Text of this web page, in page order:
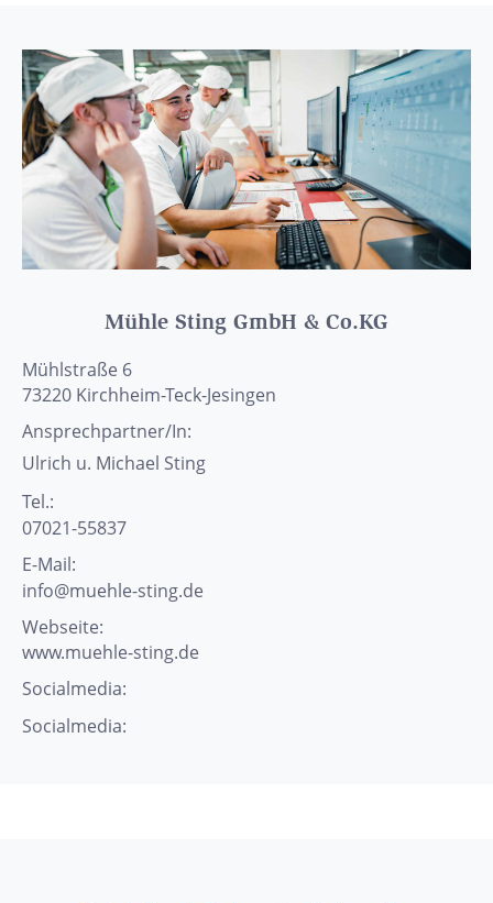
Mühle Sting GmbH & Co.KG
Mühlstraße 6
73220 Kirchheim-Teck-Jesingen
Ansprechpartner/In:
Ulrich u. Michael Sting
Tel.:
07021-55837
E-Mail:
info@muehle-sting.de
Webseite:
www.muehle-sting.de
Socialmedia:
Socialmedia: